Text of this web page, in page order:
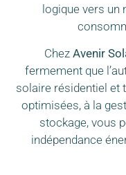
logique vers un
Chez Avenir
fermement que
solaire résidentiel et
optimisées, à la
stockage, vous
indépendance